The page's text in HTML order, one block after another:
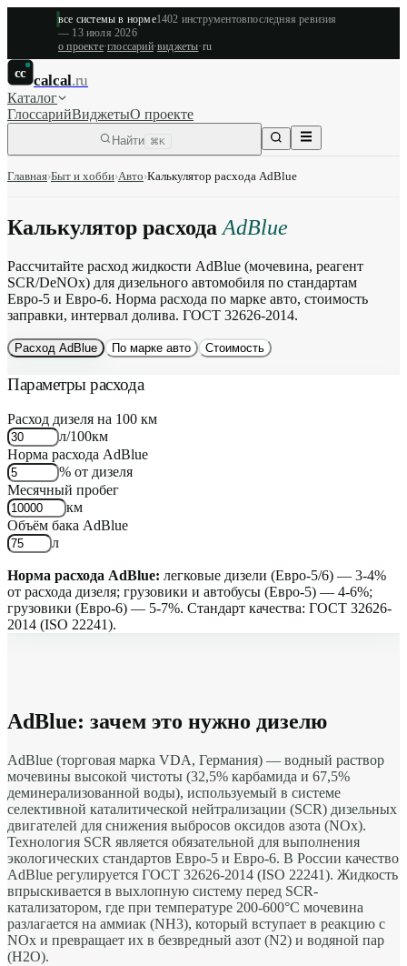
все системы в норме1402 инструментовпоследняя ревизия
— 13 июля 2026
о проекте·глоссарий·виджеты·ru
cc calcal.ru
Каталог
ГлоссарийВиджетыО проекте
Найти ⌘K
Главная›Быт и хобби›Авто›Калькулятор расхода AdBlue
Калькулятор расхода AdBlue
Рассчитайте расход жидкости AdBlue (мочевина, реагент
SCR/DeNOx) для дизельного автомобиля по стандартам
Евро-5 и Евро-6. Норма расхода по марке авто, стоимость
заправки, интервал долива. ГОСТ 32626-2014.
Расход AdBlue По марке авто Стоимость
Параметры расхода
Расход дизеля на 100 км
л/100км
Норма расхода AdBlue
% от дизеля
Месячный пробег
км
Объём бака AdBlue
л
Норма расхода AdBlue: легковые дизели (Евро-5/6) — 3-4%
от расхода дизеля; грузовики и автобусы (Евро-5) — 4-6%;
грузовики (Евро-6) — 5-7%. Стандарт качества: ГОСТ 32626-
2014 (ISO 22241).
AdBlue: зачем это нужно дизелю
AdBlue (торговая марка VDA, Германия) — водный раствор
мочевины высокой чистоты (32,5% карбамида и 67,5%
деминерализованной воды), используемый в системе
селективной каталитической нейтрализации (SCR) дизельных
двигателей для снижения выбросов оксидов азота (NOx).
Технология SCR является обязательной для выполнения
экологических стандартов Евро-5 и Евро-6. В России качество
AdBlue регулируется ГОСТ 32626-2014 (ISO 22241). Жидкость
впрыскивается в выхлопную систему перед SCR-
катализатором, где при температуре 200-600°C мочевина
разлагается на аммиак (NH3), который вступает в реакцию с
NOx и превращает их в безвредный азот (N2) и водяной пар
(H2O).